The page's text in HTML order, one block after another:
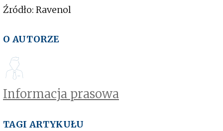
Źródło: Ravenol
O AUTORZE
Informacja prasowa
TAGI ARTYKUŁU